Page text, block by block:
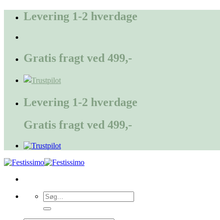
FortsætLevering 1-2 hverdage
Gratis fragt ved 499,-
Levering 1-2 hverdage
Gratis fragt ved 499,-
Søg
efter: